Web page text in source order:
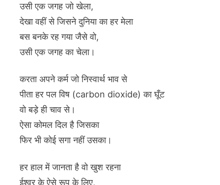
उसी एक जगह जो खेला,
देखा वहीं से जिसने दुनिया का हर मेला
बस बनके रह गया जैसे वो,
उसी एक जगह का चेला।
करता अपने कर्म जो निस्वार्थ भाव से
पीता हर पल विष (carbon dioxide) का घूँट
वो बड़े ही चाव से।
ऐसा कोमल दिल है जिसका
फिर भी कोई सगा नहीं उसका।
हर हाल में जानता है वो खुश रहना
ईश्वर के ऐसे रूप के लिए,